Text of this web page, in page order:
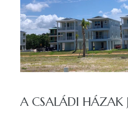
A CSALÁDI HÁZAK